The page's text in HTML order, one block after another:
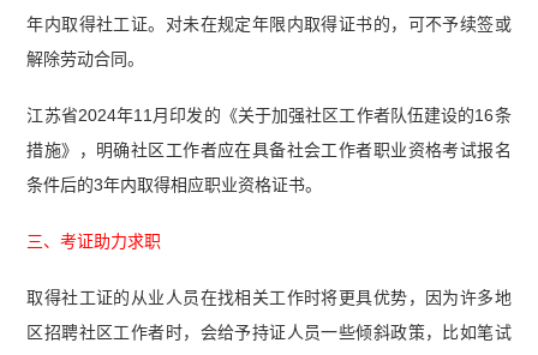
年内取得社工证。对未在规定年限内取得证书的，可不予续签或
解除劳动合同。
江苏省2024年11月印发的《关于加强社区工作者队伍建设的16条
措施》，明确社区工作者应在具备社会工作者职业资格考试报名
条件后的3年内取得相应职业资格证书。
三、考证助力求职
取得社工证的从业人员在找相关工作时将更具优势，因为许多地
区招聘社区工作者时，会给予持证人员一些倾斜政策，比如笔试